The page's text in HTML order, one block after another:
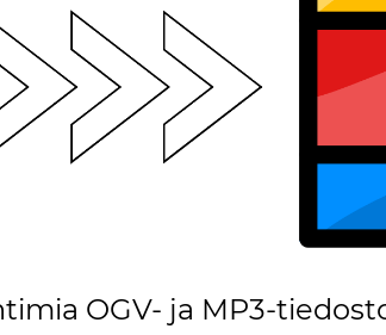
OGV- ja MP3-